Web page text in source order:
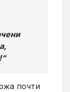
почти